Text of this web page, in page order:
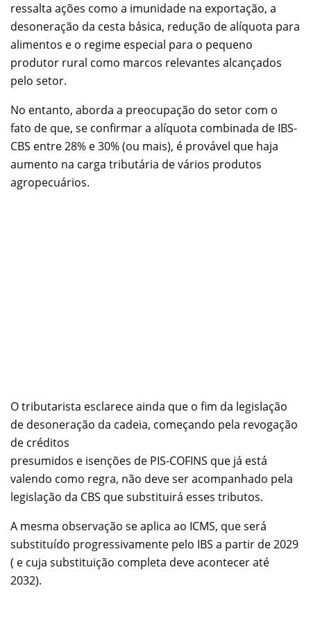
ressalta ações como a imunidade na exportação, a
desoneração da cesta básica, redução de alíquota para
alimentos e o regime especial para o pequeno
produtor rural como marcos relevantes alcançados
pelo setor.
No entanto, aborda a preocupação do setor com o
fato de que, se confirmar a alíquota combinada de IBS-
CBS entre 28% e 30% (ou mais), é provável que haja
aumento na carga tributária de vários produtos
agropecuários.
O tributarista esclarece ainda que o fim da legislação
de desoneração da cadeia, começando pela revogação
de créditos
presumidos e isenções de PIS-COFINS que já está
valendo como regra, não deve ser acompanhado pela
legislação da CBS que substituirá esses tributos.
A mesma observação se aplica ao ICMS, que será
substituído progressivamente pelo IBS a partir de 2029
( e cuja substituição completa deve acontecer até
2032).